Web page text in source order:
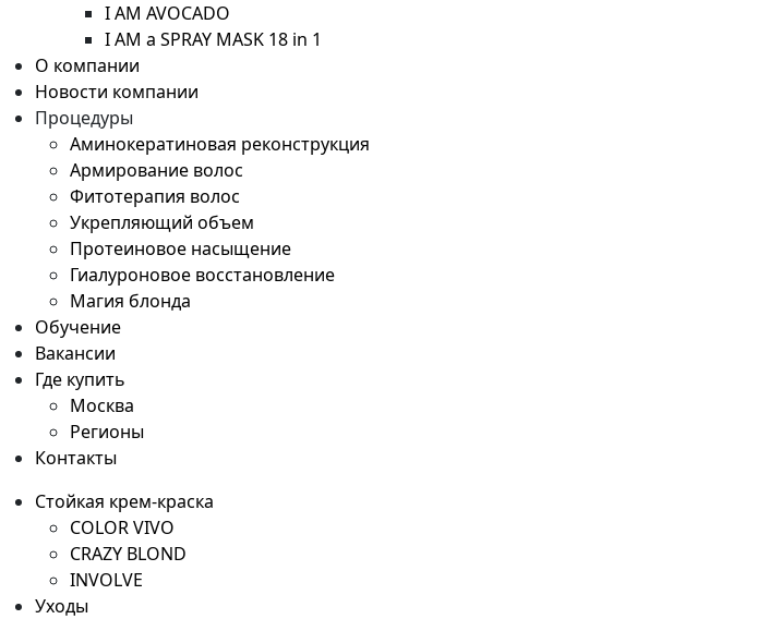
I AM AVOCADO
I AM a SPRAY MASK 18 in 1
О компании
Новости компании
Процедуры
Аминокератиновая реконструкция
Армирование волос
Фитотерапия волос
Укрепляющий объем
Протеиновое насыщение
Гиалуроновое восстановление
Магия блонда
Обучение
Вакансии
Где купить
Москва
Регионы
Контакты
Стойкая крем-краска
COLOR VIVO
CRAZY BLOND
INVOLVE
Уходы